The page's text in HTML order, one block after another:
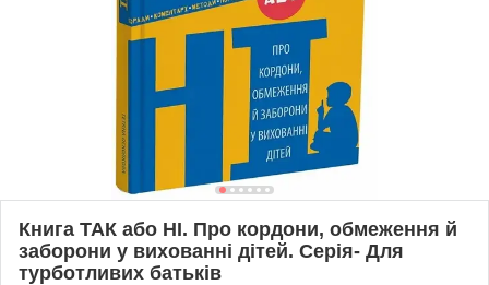
Книга ТАК або НІ. Про кордони, обмеження й
заборони у вихованні дітей. Серія- Для
турботливих батьків